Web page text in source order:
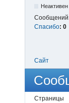
Неактивен
Спасибо: 0
Сайт
Страницы